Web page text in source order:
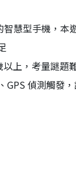
智慧型手機，
上，考量謎題
偵測觸發